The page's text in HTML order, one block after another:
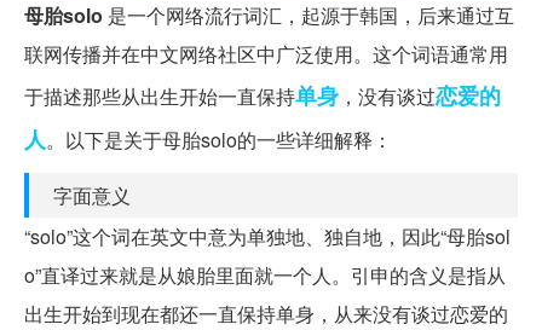
母胎solo 是一个网络流行词汇，起源于韩国，后来通过互
联网传播并在中文网络社区中广泛使用。这个词语通常用
于描述那些从出生开始一直保持单身 ，没有谈过恋爱的
人。以下是关于母胎solo的一些详细解释：
字面意义
“solo”这个词在英文中意为单独地、独自地，因此“母胎sol
o”直译过来就是从娘胎里面就一个人。引申的含义是指从
出生开始到现在都还一直保持单身，从来没有谈过恋爱的